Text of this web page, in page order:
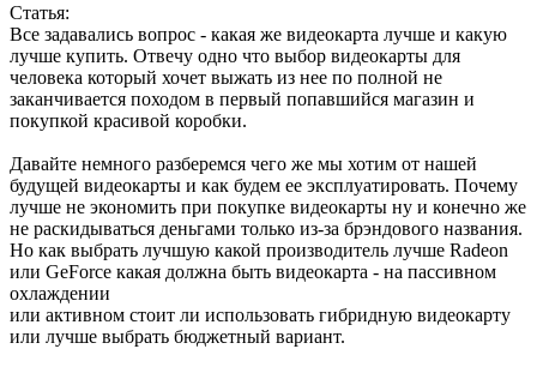
Статья:
Все задавались вопрос - какая же видеокарта лучше и какую
лучше купить. Отвечу одно что выбор видеокарты для
человека который хочет выжать из нее по полной не
заканчивается походом в первый попавшийся магазин и
покупкой красивой коробки.
Давайте немного разберемся чего же мы хотим от нашей
будущей видеокарты и как будем ее эксплуатировать. Почему
лучше не экономить при покупке видеокарты ну и конечно же
не раскидываться деньгами только из-за брэндового названия.
Но как выбрать лучшую какой производитель лучше Radeon
или GeForce какая должна быть видеокарта - на пассивном
охлаждении
или активном стоит ли использовать гибридную видеокарту
или лучше выбрать бюджетный вариант.